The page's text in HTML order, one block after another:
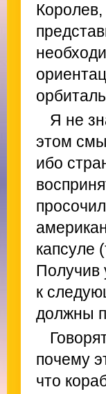
Я не
этом
ибо
капсуле
Получив
к
должны
почему
что